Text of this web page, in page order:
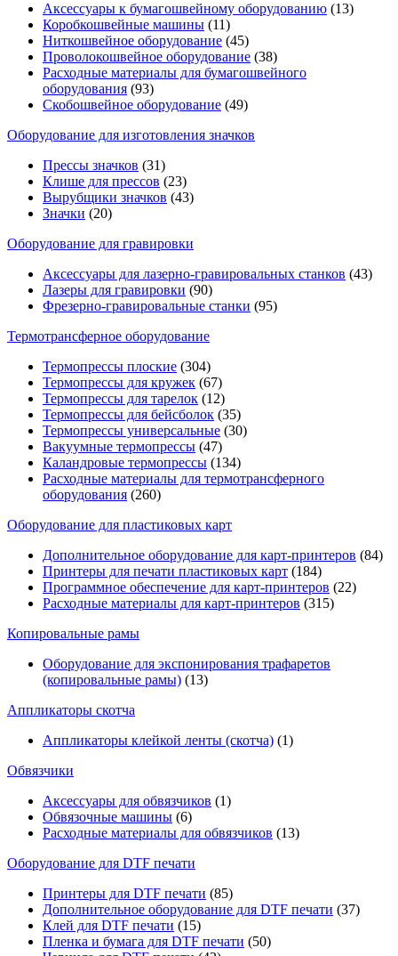
Аксессуары к бумагошвейному оборудованию (13)
Коробкошвейные машины (11)
Ниткошвейное оборудование (45)
Проволокошвейное оборудование (38)
Расходные материалы для бумагошвейного
оборудования (93)
Скобошвейное оборудование (49)
Оборудование для изготовления значков
Прессы значков (31)
Клише для прессов (23)
Вырубщики значков (43)
Значки (20)
Оборудование для гравировки
Аксессуары для лазерно-гравировальных станков (43)
Лазеры для гравировки (90)
Фрезерно-гравировальные станки (95)
Термотрансферное оборудование
Термопрессы плоские (304)
Термопрессы для кружек (67)
Термопрессы для тарелок (12)
Термопрессы для бейсболок (35)
Термопрессы универсальные (30)
Вакуумные термопрессы (47)
Каландровые термопрессы (134)
Расходные материалы для термотрансферного
оборудования (260)
Оборудование для пластиковых карт
Дополнительное оборудование для карт-принтеров (84)
Принтеры для печати пластиковых карт (184)
Программное обеспечение для карт-принтеров (22)
Расходные материалы для карт-принтеров (315)
Копировальные рамы
Оборудование для экспонирования трафаретов
(копировальные рамы) (13)
Аппликаторы скотча
Аппликаторы клейкой ленты (скотча) (1)
Обвязчики
Аксессуары для обвязчиков (1)
Обвязочные машины (6)
Расходные материалы для обвязчиков (13)
Оборудование для DTF печати
Принтеры для DTF печати (85)
Дополнительное оборудование для DTF печати (37)
Клей для DTF печати (15)
Пленка и бумага для DTF печати (50)